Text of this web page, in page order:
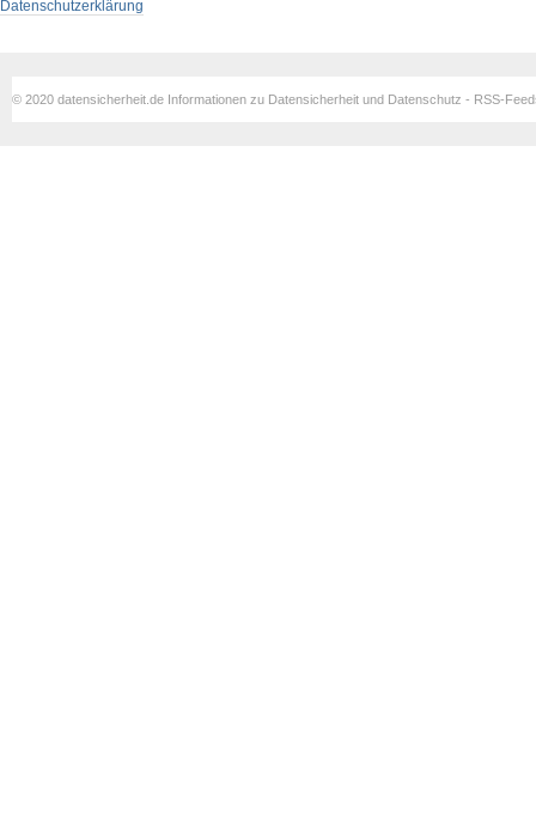
Datenschutzerklärung
© 2020 datensicherheit.de Informationen zu Datensicherheit und Datenschutz - RSS-